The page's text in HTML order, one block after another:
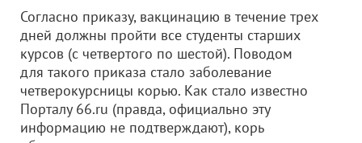
Согласно приказу, вакцинацию в течение трех
дней должны пройти все студенты старших
курсов (с четвертого по шестой). Поводом
для такого приказа стало заболевание
четверокурсницы корью. Как стало известно
Порталу 66.ru (правда, официально эту
информацию не подтверждают), корь